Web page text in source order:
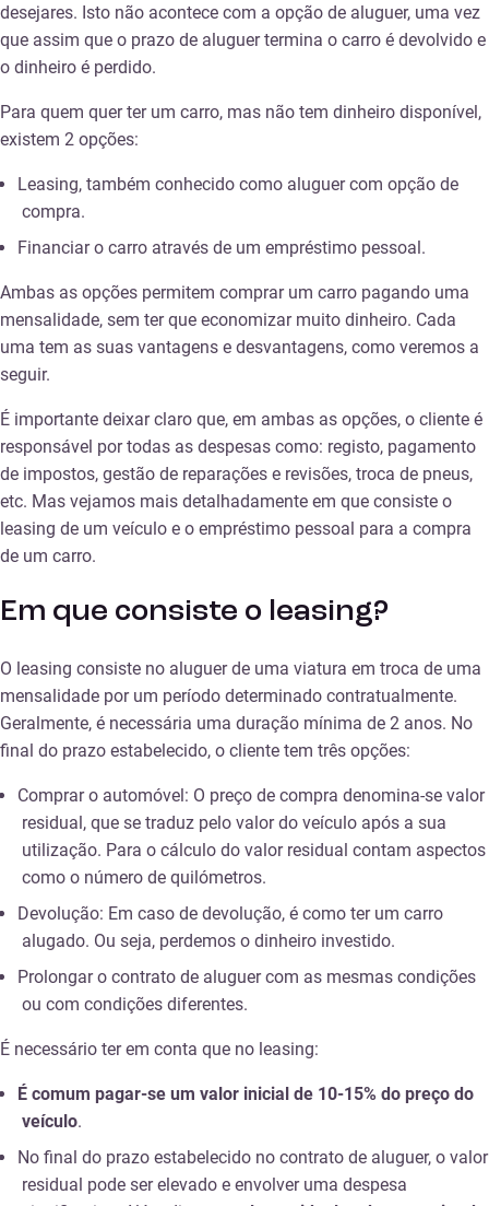
desejares. Isto não acontece com a opção de aluguer, uma vez
que assim que o prazo de aluguer termina o carro é devolvido e
o dinheiro é perdido.
Para quem quer ter um carro, mas não tem dinheiro disponível,
existem 2 opções:
Leasing, também conhecido como aluguer com opção de
compra.
Financiar o carro através de um empréstimo pessoal.
Ambas as opções permitem comprar um carro pagando uma
mensalidade, sem ter que economizar muito dinheiro. Cada
uma tem as suas vantagens e desvantagens, como veremos a
seguir.
É importante deixar claro que, em ambas as opções, o cliente é
responsável por todas as despesas como: registo, pagamento
de impostos, gestão de reparações e revisões, troca de pneus,
etc. Mas vejamos mais detalhadamente em que consiste o
leasing de um veículo e o empréstimo pessoal para a compra
de um carro.
Em que consiste o leasing?
O leasing consiste no aluguer de uma viatura em troca de uma
mensalidade por um período determinado contratualmente.
Geralmente, é necessária uma duração mínima de 2 anos. No
final do prazo estabelecido, o cliente tem três opções:
Comprar o automóvel: O preço de compra denomina-se valor
residual, que se traduz pelo valor do veículo após a sua
utilização. Para o cálculo do valor residual contam aspectos
como o número de quilómetros.
Devolução: Em caso de devolução, é como ter um carro
alugado. Ou seja, perdemos o dinheiro investido.
Prolongar o contrato de aluguer com as mesmas condições
ou com condições diferentes.
É necessário ter em conta que no leasing:
É comum pagar-se um valor inicial de 10-15% do preço do
veículo.
No final do prazo estabelecido no contrato de aluguer, o valor
residual pode ser elevado e envolver uma despesa